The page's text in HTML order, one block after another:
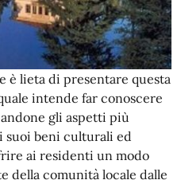
è lieta di presentare questa
intende far conoscere
gli aspetti più
suoi beni culturali ed
ai residenti un modo
della comunità locale dalle